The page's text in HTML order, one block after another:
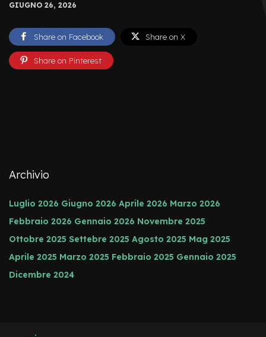
z
o
e
-
K
d
s
U
s
a
GIUGNO 26, 2026
Share on Facebook Share on X
Share on Pinterest
Archivio
Luglio 2026 Giugno 2026 Aprile 2026 Marzo 2026
Febbraio 2026 Gennaio 2026 Novembre 2025
Ottobre 2025 Settebre 2025 Agosto 2025 Mag 2025
Aprile 2025 Marzo 2025 Febbraio 2025 Gennaio 2025
Dicembre 2024